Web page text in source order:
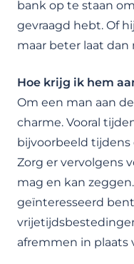
bank op te staan
gevraagd hebt. Of
maar beter laat dan
Hoe krijg ik hem
Om een man aan
charme. Vooral
bijvoorbeeld
Zorg er vervolgens
mag en kan
geïnteresseerd
afremmen in plaats